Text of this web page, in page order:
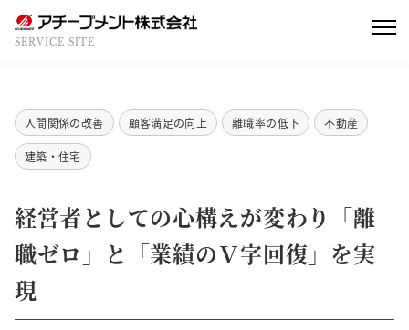
SERVICE SITE
人間関係の改善 顧客満足の向上 離職率の低下 不動産
建築・住宅
経営者としての心構えが変わり「離
職ゼロ」と「業績のＶ字回復」を実
現